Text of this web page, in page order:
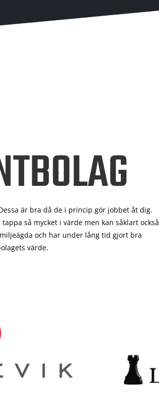
är bra då de i princip gör jobbet åt dig.
så mycket i värde men kan såklart också
och har under lång tid gjort bra
värde.